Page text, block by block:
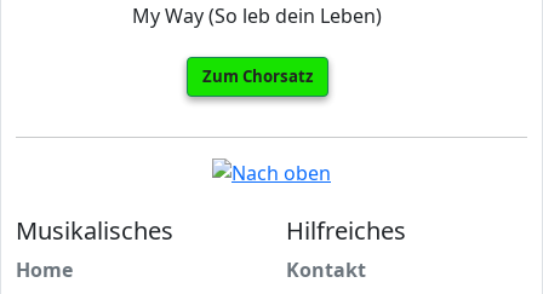
My Way (So leb dein Leben)
Zum Chorsatz
Musikalisches
Home
Hilfreiches
Kontakt